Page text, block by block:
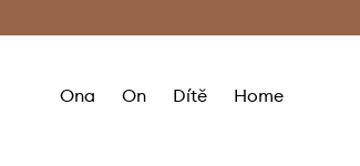
Ona On Dítě Home